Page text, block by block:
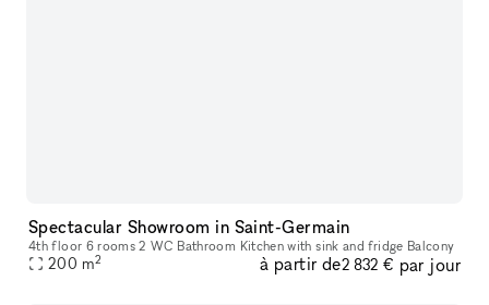
Spectacular Showroom in Saint-Germain
4th floor 6 rooms 2 WC Bathroom Kitchen with sink and fridge Balcony
200 m2 à partir de2 832 € par jour